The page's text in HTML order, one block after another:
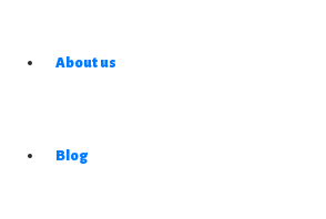
About us
Blog